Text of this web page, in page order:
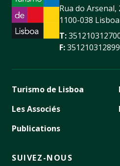
Rua do Arsenal,
1100-038 Lisboa
T:
F:351210312899
Turismo de Lisboa
Les Associés
Publications
SUIVEZ-NOUS